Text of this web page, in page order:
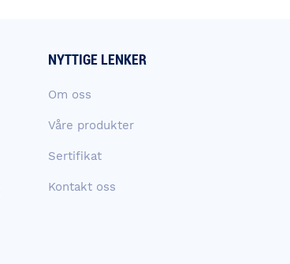
NYTTIGE LENKER
Om oss
Våre produkter
Sertifikat
Kontakt oss